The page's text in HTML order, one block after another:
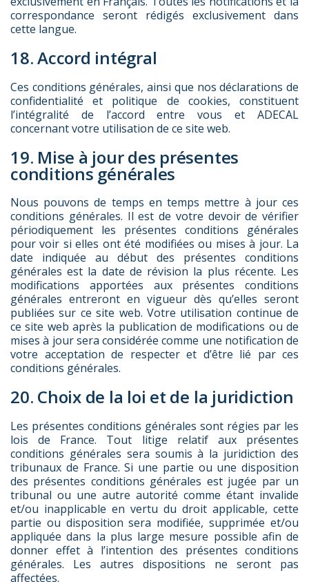
correspondance seront rédigés exclusivement dans
cette langue.
18. Accord intégral
Ces conditions générales, ainsi que nos déclarations de
confidentialité et politique de cookies, constituent
l’intégralité de l’accord entre vous et ADECAL
concernant votre utilisation de ce site web.
19. Mise à jour des présentes
conditions générales
Nous pouvons de temps en temps mettre à jour ces
conditions générales. Il est de votre devoir de vérifier
périodiquement les présentes conditions générales
pour voir si elles ont été modifiées ou mises à jour. La
date indiquée au début des présentes conditions
générales est la date de révision la plus récente. Les
modifications apportées aux présentes conditions
générales entreront en vigueur dès qu’elles seront
publiées sur ce site web. Votre utilisation continue de
ce site web après la publication de modifications ou de
mises à jour sera considérée comme une notification de
votre acceptation de respecter et d’être lié par ces
conditions générales.
20. Choix de la loi et de la juridiction
Les présentes conditions générales sont régies par les
lois de France. Tout litige relatif aux présentes
conditions générales sera soumis à la juridiction des
tribunaux de France. Si une partie ou une disposition
des présentes conditions générales est jugée par un
tribunal ou une autre autorité comme étant invalide
et/ou inapplicable en vertu du droit applicable, cette
partie ou disposition sera modifiée, supprimée et/ou
appliquée dans la plus large mesure possible afin de
donner effet à l’intention des présentes conditions
générales. Les autres dispositions ne seront pas
affectées.